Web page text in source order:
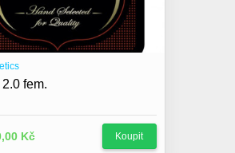
fem.
Kč Koupit